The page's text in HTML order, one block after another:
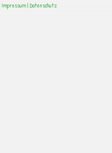
Impressum | Datenschutz